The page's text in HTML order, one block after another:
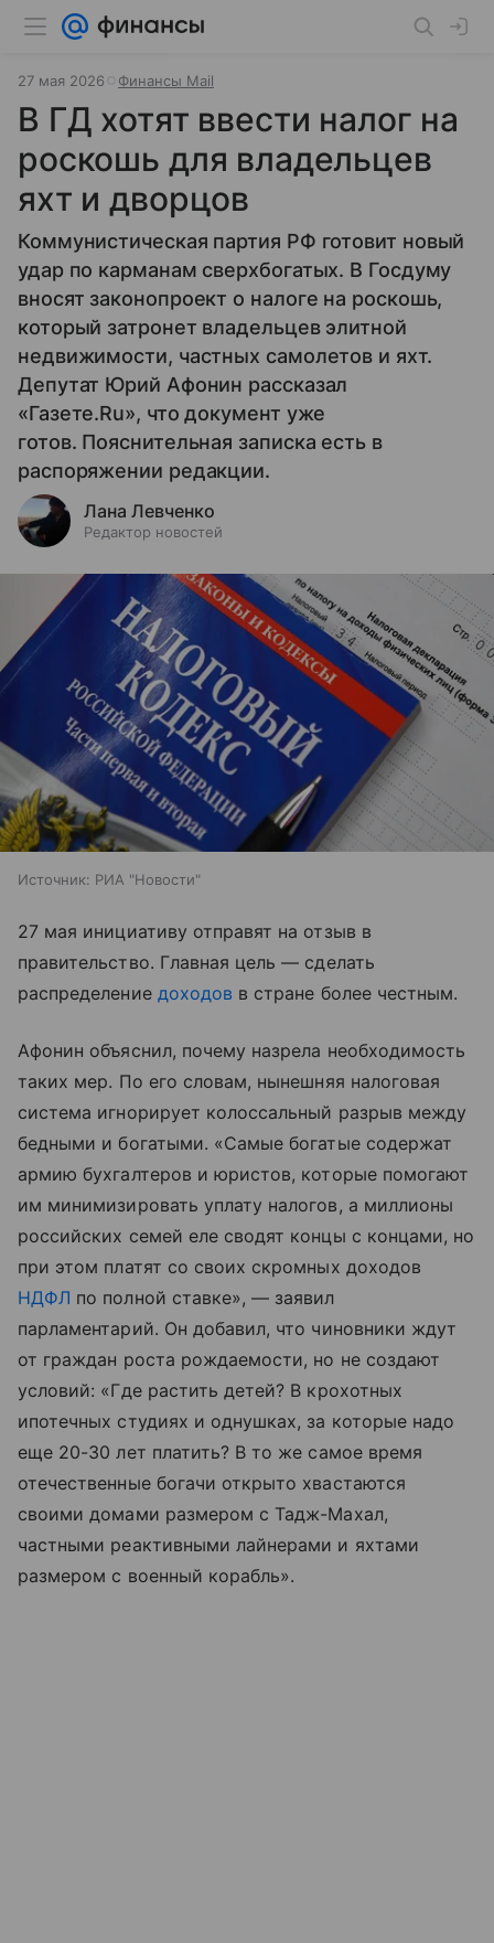
27 мая 2026 Финансы Mail
В ГД хотят ввести налог на
роскошь для владельцев
яхт и дворцов
Коммунистическая партия РФ готовит новый
удар по карманам сверхбогатых. В Госдуму
вносят законопроект о налоге на роскошь,
который затронет владельцев элитной
недвижимости, частных самолетов и яхт.
Депутат Юрий Афонин рассказал
«Газете.Ru», что документ уже
готов. Пояснительная записка есть в
распоряжении редакции.
Лана Левченко
Редактор новостей
Источник: РИА "Новости"
27 мая инициативу отправят на отзыв в
правительство. Главная цель — сделать
распределение доходов в стране более честным.
Афонин объяснил, почему назрела необходимость
таких мер. По его словам, нынешняя налоговая
система игнорирует колоссальный разрыв между
бедными и богатыми. «Самые богатые содержат
армию бухгалтеров и юристов, которые помогают
им минимизировать уплату налогов, а миллионы
российских семей еле сводят концы с концами, но
при этом платят со своих скромных доходов
НДФЛ по полной ставке», — заявил
парламентарий. Он добавил, что чиновники ждут
от граждан роста рождаемости, но не создают
условий: «Где растить детей? В крохотных
ипотечных студиях и однушках, за которые надо
еще 20-30 лет платить? В то же самое время
отечественные богачи открыто хвастаются
своими домами размером с Тадж-Махал,
частными реактивными лайнерами и яхтами
размером с военный корабль».